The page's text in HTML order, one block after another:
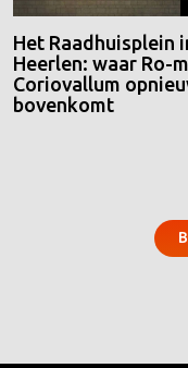
Het Raadhuisplein
Heerlen: waar Ro-
Coriovallum
bovenkomt